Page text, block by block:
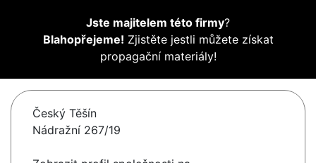
Jste majitelem této firmy?
Blahopřejeme! Zjistěte jestli můžete získat
propagační materiály!
Český Těšín
Nádražní 267/19